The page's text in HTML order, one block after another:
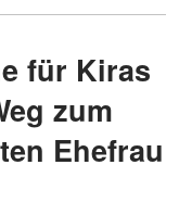
zum
Ehefrau